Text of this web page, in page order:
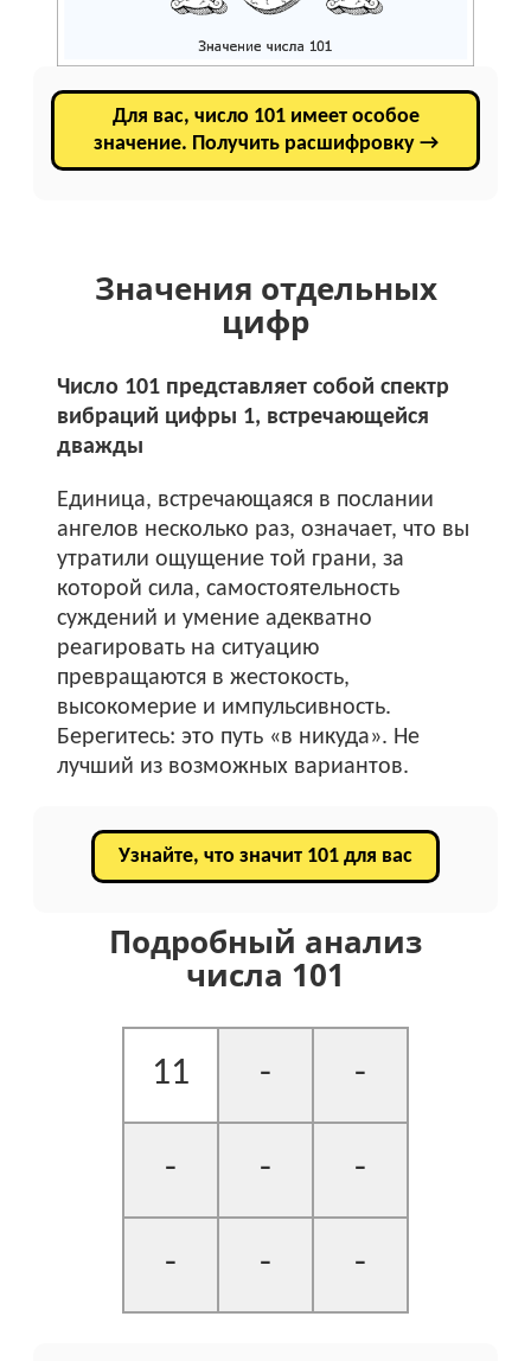
Для вас, число 101 имеет особое
значение. Получить расшифровку →
Значения отдельных
цифр
Число 101 представляет собой спектр
вибраций цифры 1, встречающейся
дважды
Единица, встречающаяся в послании
ангелов несколько раз, означает, что вы
утратили ощущение той грани, за
которой сила, самостоятельность
суждений и умение адекватно
реагировать на ситуацию
превращаются в жестокость,
высокомерие и импульсивность.
Берегитесь: это путь «в никуда». Не
лучший из возможных вариантов.
Узнайте, что значит 101 для вас
Подробный анализ
числа 101
11 - -
- - -
- - -